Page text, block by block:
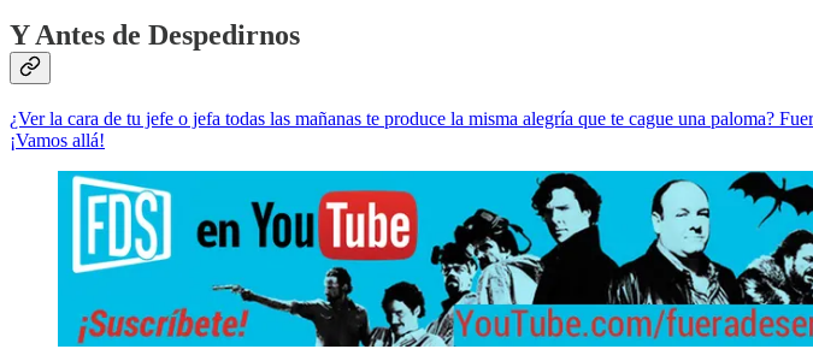
Y Antes de Despedirnos
¿Ver la cara de tu jefe o jefa todas las mañanas te produce la misma alegría que te cague una paloma?
¡Vamos allá!